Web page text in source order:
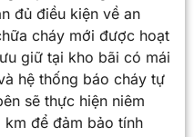
đủ điều kiện về an
cháy mới được hoạt
giữ tại kho bãi có mái
hệ thống báo cháy tự
sẽ thực hiện niêm
để đảm bảo tính